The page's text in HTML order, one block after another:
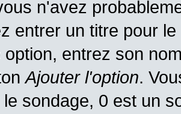
n'avez
entrer un titre pour
option, entrez son
Ajouter l'option.
le sondage, 0 est un